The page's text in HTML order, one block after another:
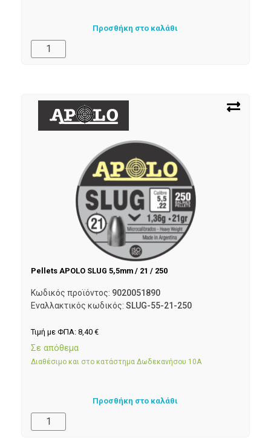
Προσθήκη στο καλάθι
Pellets APOLO SLUG 5,5mm / 21 / 250
Κωδικός προϊόντος: 9020051890
Εναλλακτικός κωδικός: SLUG-55-21-250
Τιμή με ΦΠΑ: 8,40 €
Σε απόθεμα
Διαθέσιμο και στο κατάστημα Δωδεκανήσου 10Α
Προσθήκη στο καλάθι